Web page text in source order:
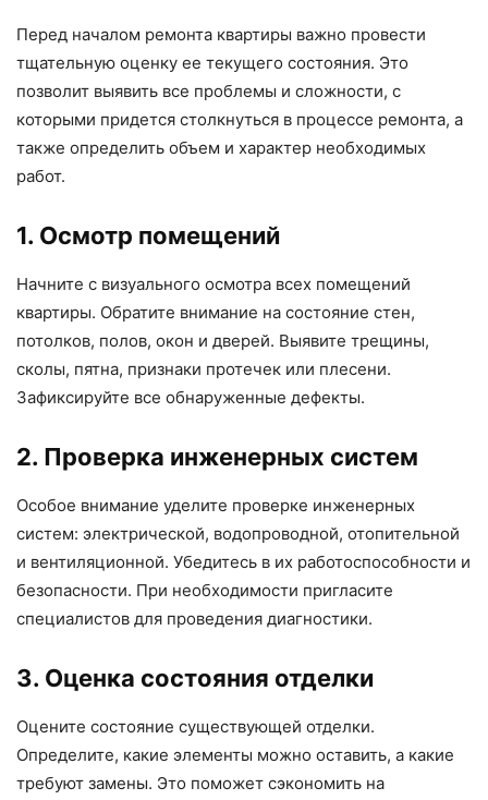
Перед началом ремонта квартиры важно провести
тщательную оценку ее текущего состояния. Это
позволит выявить все проблемы и сложности, с
которыми придется столкнуться в процессе ремонта, а
также определить объем и характер необходимых
работ.
1. Осмотр помещений
Начните с визуального осмотра всех помещений
квартиры. Обратите внимание на состояние стен,
потолков, полов, окон и дверей. Выявите трещины,
сколы, пятна, признаки протечек или плесени.
Зафиксируйте все обнаруженные дефекты.
2. Проверка инженерных систем
Особое внимание уделите проверке инженерных
систем: электрической, водопроводной, отопительной
и вентиляционной. Убедитесь в их работоспособности и
безопасности. При необходимости пригласите
специалистов для проведения диагностики.
3. Оценка состояния отделки
Оцените состояние существующей отделки.
Определите, какие элементы можно оставить, а какие
требуют замены. Это поможет сэкономить на